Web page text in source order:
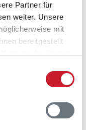
Partner für
weiter. Unsere
mit
bereitgestellt
Preis angezeigt
ergeben